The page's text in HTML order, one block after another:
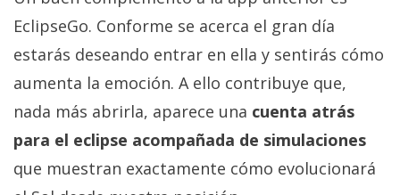
EclipseGo. Conforme se acerca el gran día
estarás deseando entrar en ella y sentirás cómo
aumenta la emoción. A ello contribuye que,
nada más abrirla, aparece una cuenta atrás
para el eclipse acompañada de simulaciones
que muestran exactamente cómo evolucionará